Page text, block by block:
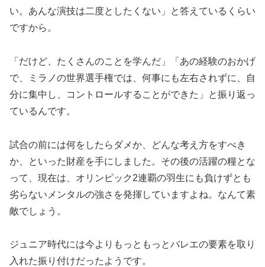
い。あんな演技は二度としたくない」と答えているくらい
ですから。
「だけど、たくさんのことを学んだ」「あの経験のおかげ
で、ミラノの世界選手権では、何事にも左右されずに、自
分に集中し、コントロールすることができた」と振り返っ
ているんです。
試合の前には何をしたらダメか、どんな考え方をすべき
か、といった財産を手にしました。その後の活躍の糧とな
って、現在は、オリンピック2連覇の羽生にも負けずとも
劣らないメンタルの強さを発揮していますよね。なんて素
敵でしょう。
ジュニア時代には今よりもっともっとバレエの要素を取り
入れた振り付けだったようです。